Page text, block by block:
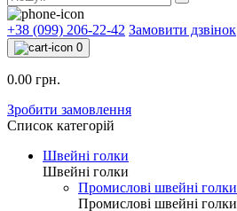
+38 (099) 206-22-42 Замовити дзвінок
0
0.00 грн.
Зробити замовлення
Список категорій
Швейні голки
Швейні голки
Промислові швейні голки
Промислові швейні голки